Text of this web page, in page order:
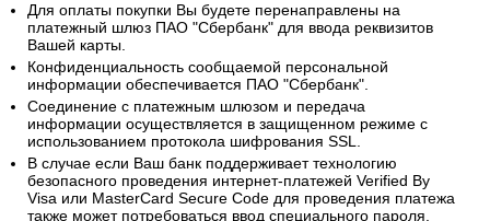
Для оплаты покупки Вы будете перенаправлены на
платежный шлюз ПАО "Сбербанк" для ввода реквизитов
Вашей карты.
Конфиденциальность сообщаемой персональной
информации обеспечивается ПАО "Сбербанк".
Соединение с платежным шлюзом и передача
информации осуществляется в защищенном режиме с
использованием протокола шифрования SSL.
В случае если Ваш банк поддерживает технологию
безопасного проведения интернет-платежей Verified By
Visa или MasterCard Secure Code для проведения платежа
также может потребоваться ввод специального пароля.